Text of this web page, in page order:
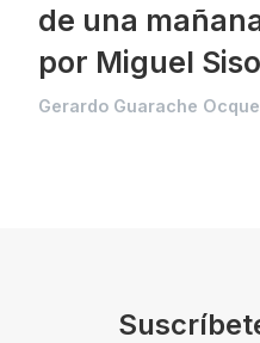
de una
por Miguel Siso
Gerardo Guarache Ocque